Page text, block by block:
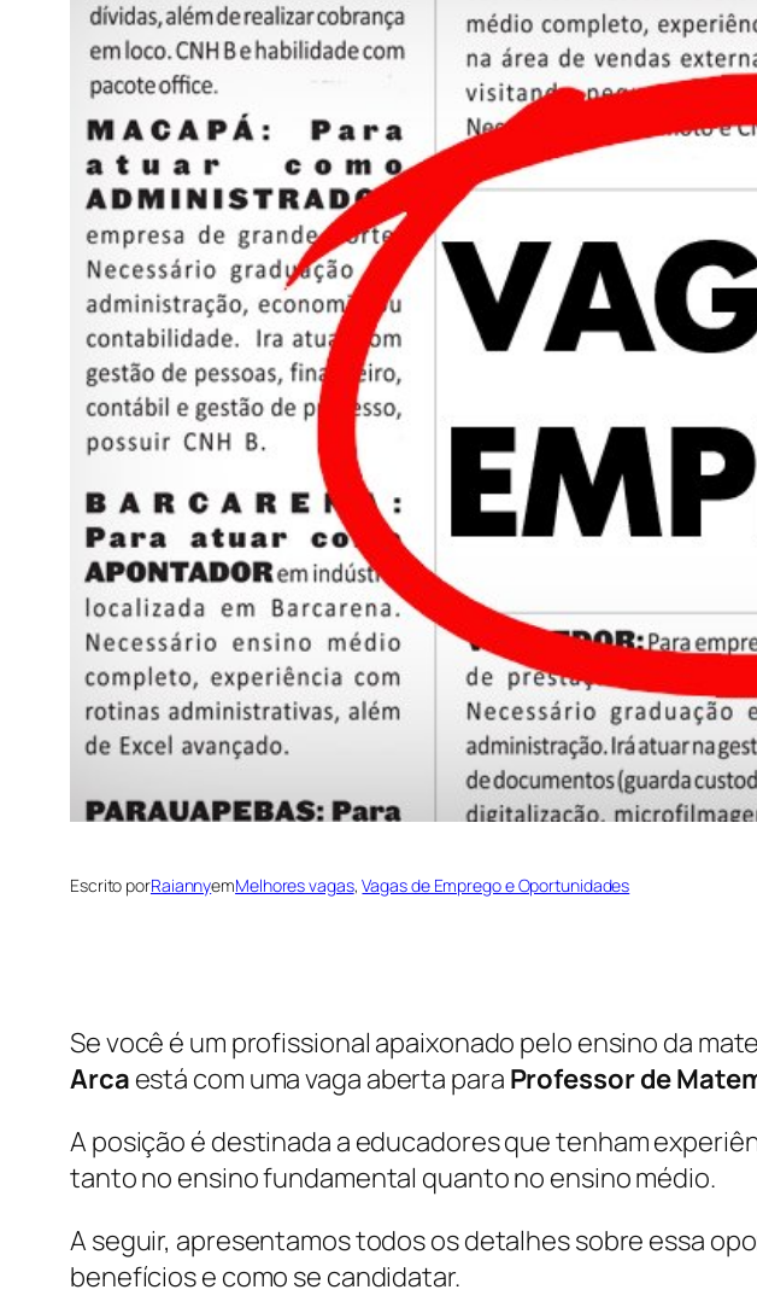
Escrito porRaiannyemMelhores vagas, Vagas de Emprego e Oportunidades
Se você é um profissional apaixonado pelo ensino da
Arca está com uma vaga aberta para Professor de
A posição é destinada a educadores que tenham
tanto no ensino fundamental quanto no ensino médio.
A seguir, apresentamos todos os detalhes sobre essa
benefícios e como se candidatar.